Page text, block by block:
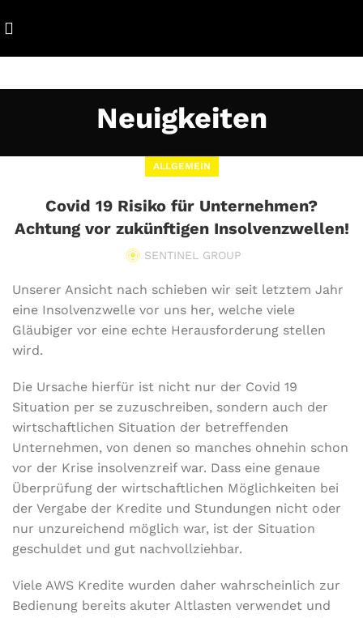
Neuigkeiten
ALLGEMEIN
Covid 19 Risiko für Unternehmen?
Achtung vor zukünftigen Insolvenzwellen!
SENTINEL GROUP
Unserer Ansicht nach schieben wir seit letztem Jahr
eine Insolvenzwelle vor uns her, welche viele
Gläubiger vor eine echte Herausforderung stellen
wird.
Die Ursache hierfür ist nicht nur der Covid 19
Situation per se zuzuschreiben, sondern auch der
wirtschaftlichen Situation der betreffenden
Unternehmen, von denen so manches ohnehin schon
vor der Krise insolvenzreif war. Dass eine genaue
Überprüfung der wirtschaftlichen Möglichkeiten bei
der Vergabe der Kredite und Stundungen nicht oder
nur unzureichend möglich war, ist der Situation
geschuldet und gut nachvollziehbar.
Viele AWS Kredite wurden daher wahrscheinlich zur
Bedienung bereits akuter Altlasten verwendet und